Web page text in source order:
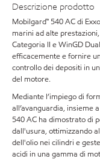
Descrizione prodotto
Mobilgard™ 540 AC di
marini ad alte
Categoria II e WinGD
efficacemente e fornire
controllo dei depositi in
del motore.
Mediante l’impiego di
all’avanguardia, insieme
540 AC ha dimostrato di
dall'usura, ottimizzando
dell'olio nei cilindri e
acidi in una gamma di